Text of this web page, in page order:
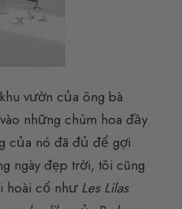
vườn của ông bà
những chùm hoa đầy
của nó đã đủ để gợi
ngày đẹp trời, tôi cũng
hoài cổ như Les Lilas